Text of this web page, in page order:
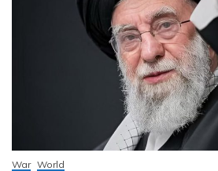
War World